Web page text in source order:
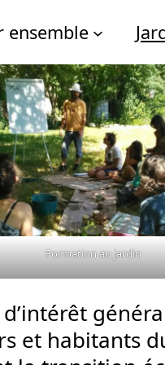
ensemble
Formation au jardin
et habitants